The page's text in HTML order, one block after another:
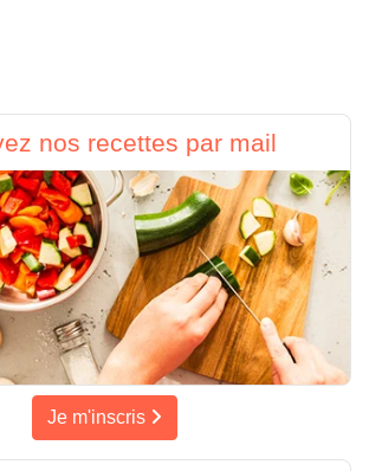
nos recettes par mail
Je m'inscris